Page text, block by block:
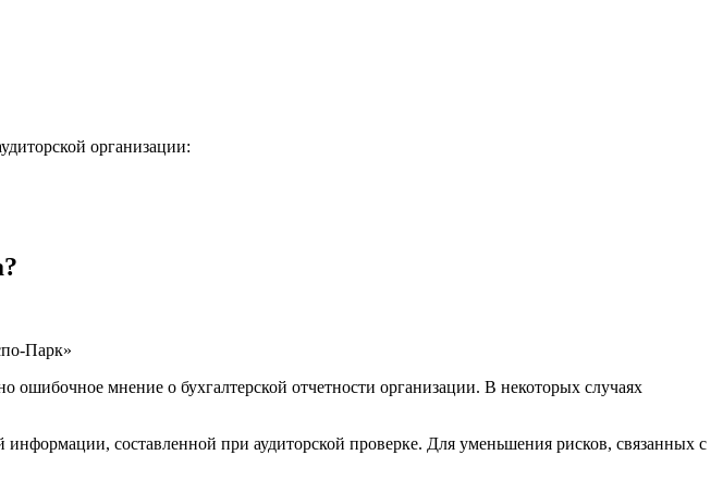
организации:
Парк»
мнение о бухгалтерской отчетности организации. В некоторых случаях
составленной при аудиторской проверке. Для уменьшения рисков, связанных с